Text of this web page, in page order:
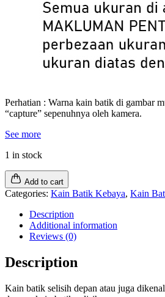
Perhatian : Warna kain batik di gambar
“capture” sepenuhnya oleh kamera.
See more
1 in stock
Add to cart
Categories: Kain Batik Kebaya, Kain
Description
Additional information
Reviews (0)
Description
Kain batik selisih depan atau juga